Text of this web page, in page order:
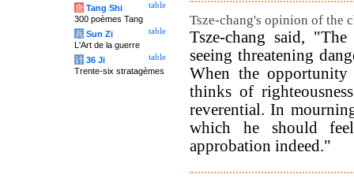
Tsze-chang's opinion of the
Tsze-chang said,
seeing threatening
When the
thinks of
reverential. In
which he should
approbation indeed."
table
唐 Tang Shi
300 poèmes Tang
table
兵 Sun Zi
L'Art de la guerre
table
计 36 Ji
Trente-six stratagèmes